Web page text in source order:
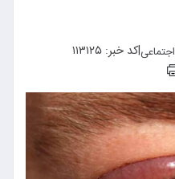
اجتماعی|کد خبر: ۱۱۳۱۲۵